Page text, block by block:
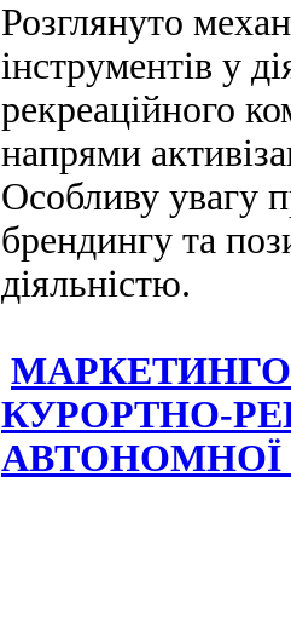
Розглянуто
інструментів у
рекреаційного
напрями
Особливу увагу
брендингу та
діяльністю.
КУРОРТНО-
АВТОНОМНОЇ